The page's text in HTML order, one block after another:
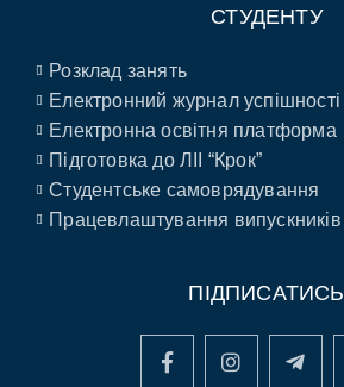
СТУДЕНТУ
Розклад занять
Електронний журнал успішності
Електронна освітня платформа
Підготовка до ЛІІ “Крок”
Студентське самоврядування
Працевлаштування випускників
ПІДПИСАТИСЬ